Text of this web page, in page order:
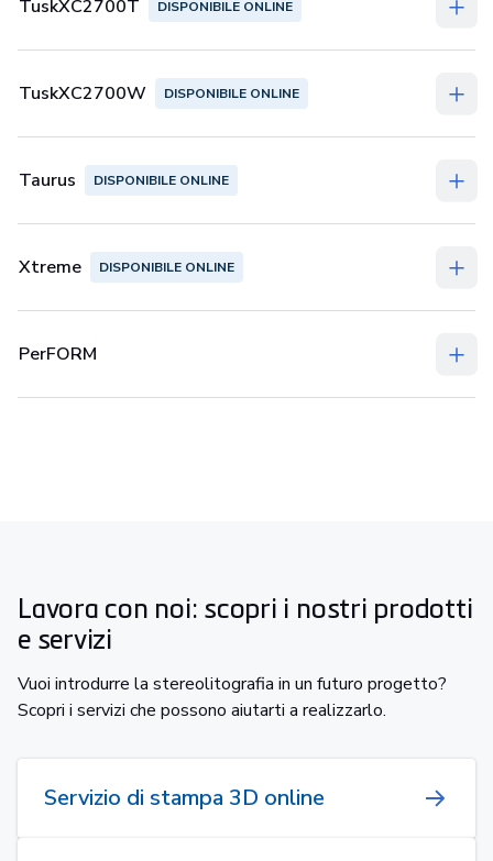
TuskXC2700T DISPONIBILE ONLINE
TuskXC2700W DISPONIBILE ONLINE
Taurus DISPONIBILE ONLINE
Xtreme DISPONIBILE ONLINE
PerFORM
Lavora con noi: scopri i nostri prodotti
e servizi
Vuoi introdurre la stereolitografia in un futuro progetto?
Scopri i servizi che possono aiutarti a realizzarlo.
Servizio di stampa 3D online